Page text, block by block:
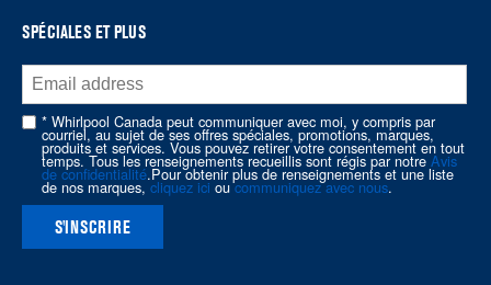
this
page
SPÉCIALES ET PLUS
* Whirlpool Canada peut communiquer avec moi, y compris par
courriel, au sujet de ses offres spéciales, promotions, marques,
produits et services. Vous pouvez retirer votre consentement en tout
temps. Tous les renseignements recueillis sont régis par notreAvis
de confidentialité.Pour obtenir plus de renseignements et une liste
de nos marques,cliquez icioucommuniquez avec nous.
S'INSCRIRE